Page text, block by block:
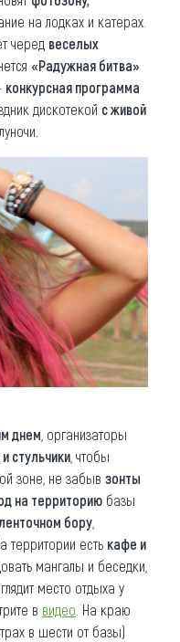
на лодках и катерах.
черед веселых
«Радужная битва»
конкурсная программа
дискотекой с живой
днем , организаторы
стульчики , чтобы
зоне, не забыв зонты
на территорию базы
бору
территории есть кафе и
мангалы и беседки,
место отдыха у
в видео . На краю
в шести от базы)